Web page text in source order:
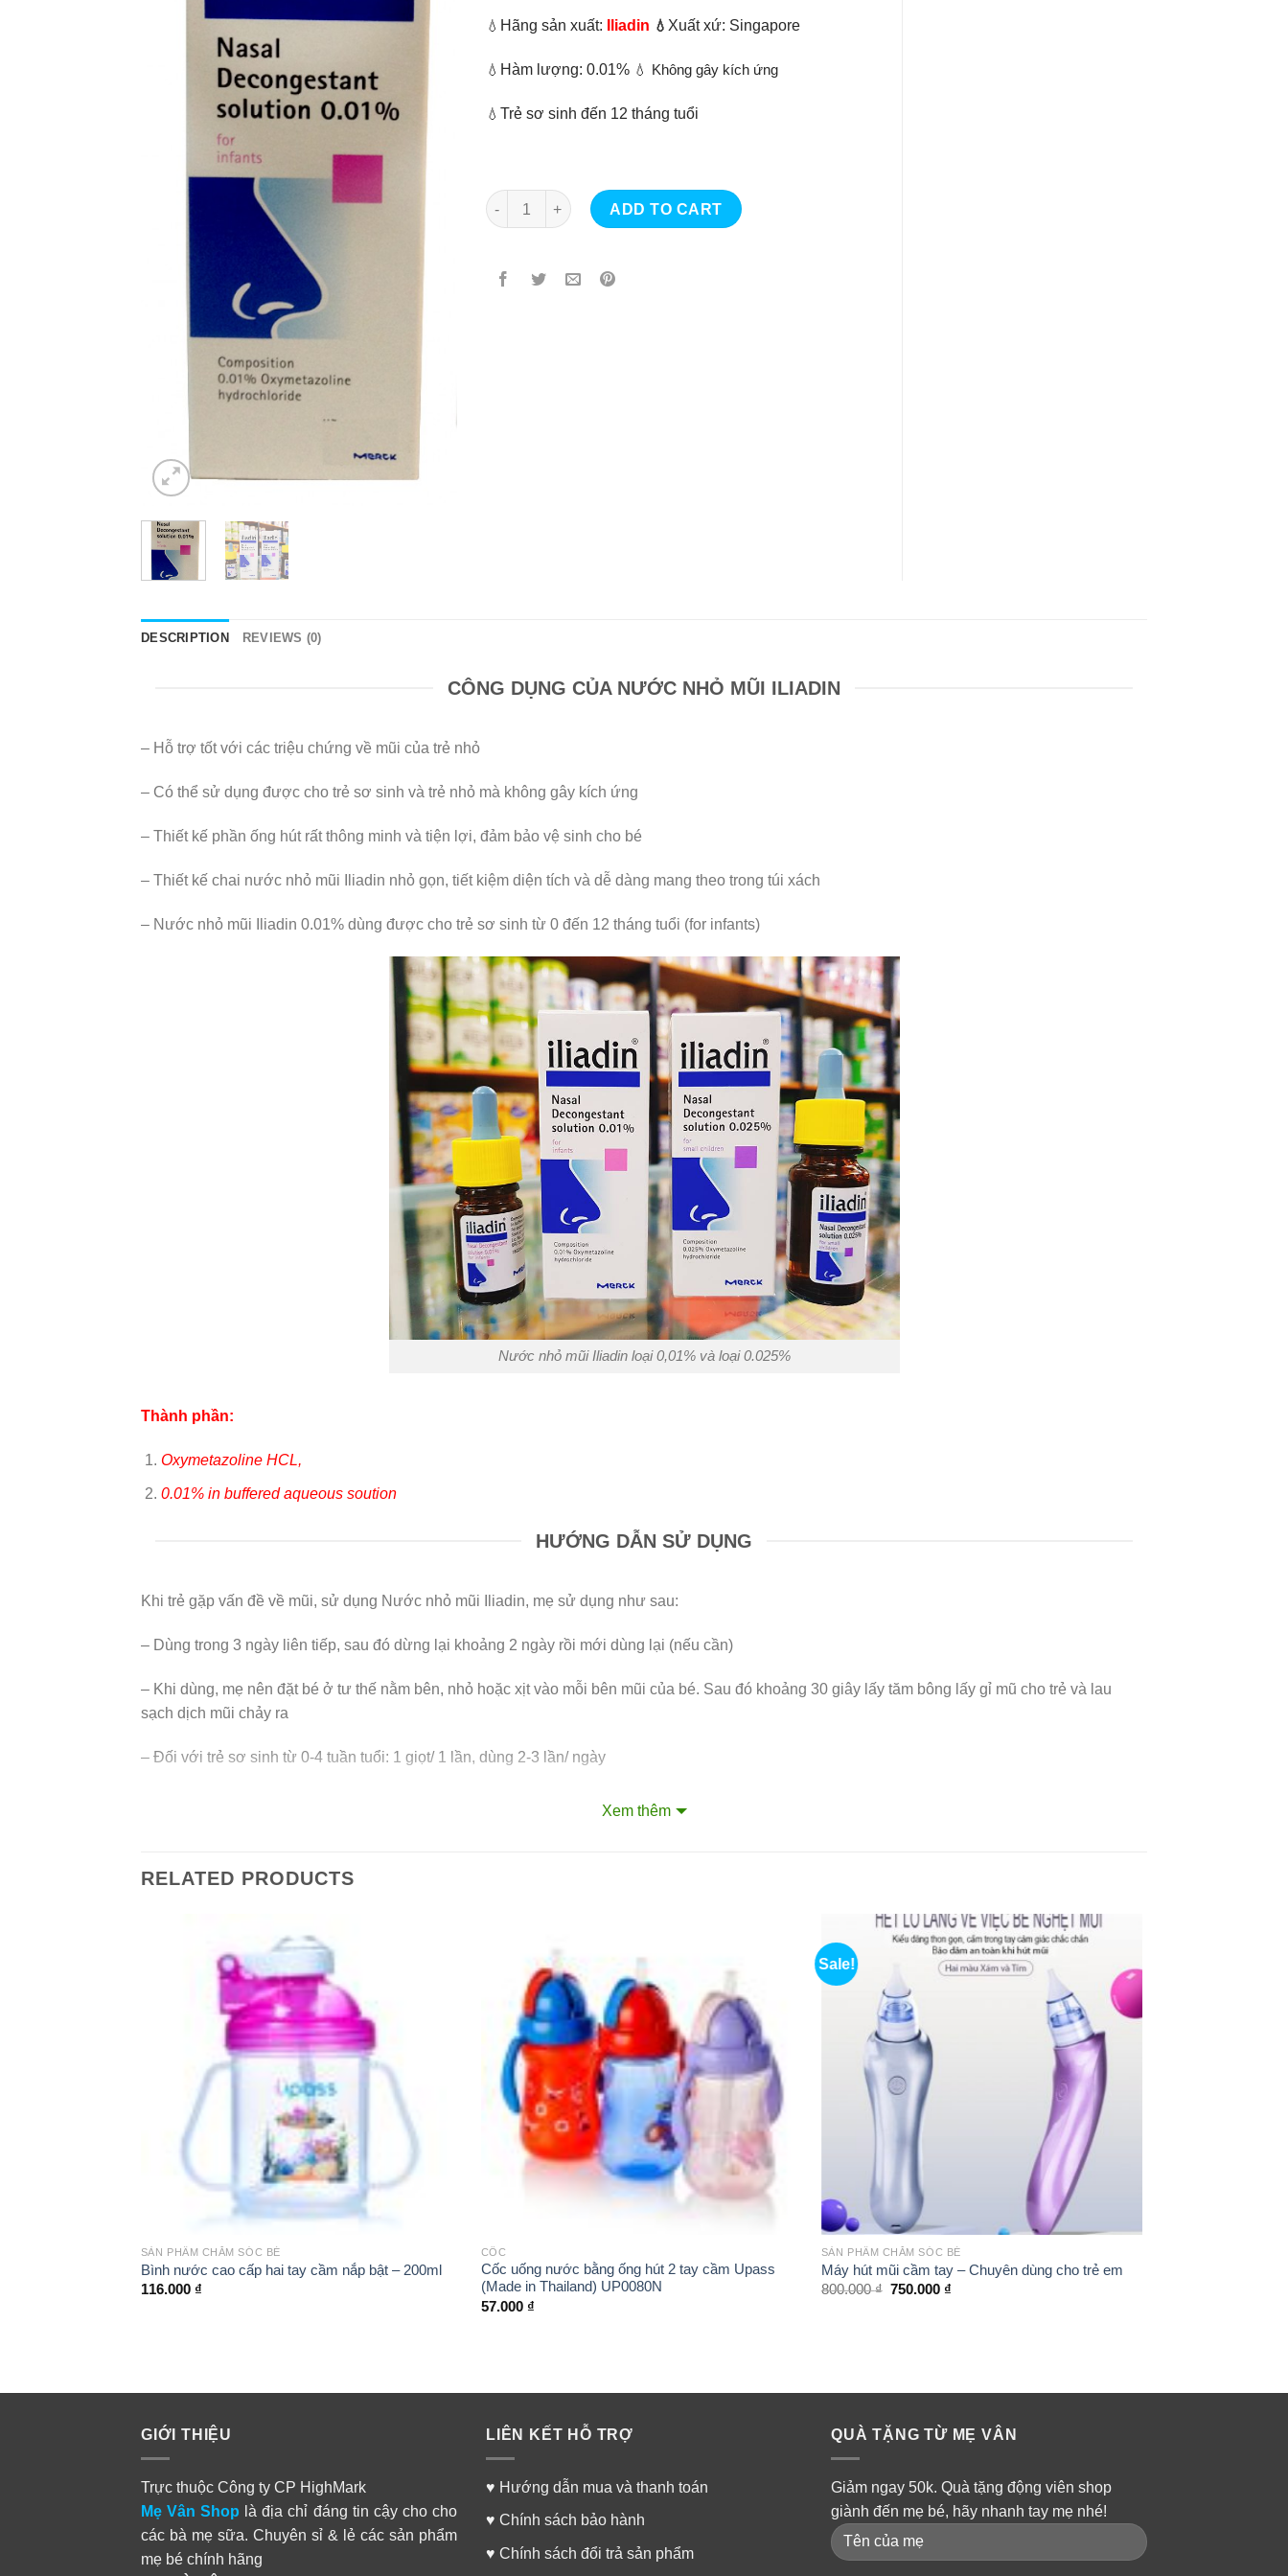
💧 Hãng sản xuất: Iliadin 💧 Xuất xứ: Singapore
💧 Hàm lượng: 0.01% 💧 Không gây kích ứng
💧 Trẻ sơ sinh đến 12 tháng tuổi
Nước Nhỏ Mũi Iliadin Dành Cho Trẻ Sơ Sinh Và Trẻ Nhỏ - 0.01% quantity
ADD TO CART
DESCRIPTION REVIEWS (0)
CÔNG DỤNG CỦA NƯỚC NHỎ MŨI ILIADIN
– Hỗ trợ tốt với các triệu chứng về mũi của trẻ nhỏ
– Có thể sử dụng được cho trẻ sơ sinh và trẻ nhỏ mà không gây kích ứng
– Thiết kế phần ống hút rất thông minh và tiện lợi, đảm bảo vệ sinh cho bé
– Thiết kế chai nước nhỏ mũi Iliadin nhỏ gọn, tiết kiệm diện tích và dễ dàng mang theo trong túi xách
– Nước nhỏ mũi Iliadin 0.01% dùng được cho trẻ sơ sinh từ 0 đến 12 tháng tuổi (for infants)
Nước nhỏ mũi Iliadin loại 0,01% và loại 0.025%
Thành phần:
Oxymetazoline HCL,
0.01% in buffered aqueous soution
HƯỚNG DẪN SỬ DỤNG
Khi trẻ gặp vấn đề về mũi, sử dụng Nước nhỏ mũi Iliadin, mẹ sử dụng như sau:
– Dùng trong 3 ngày liên tiếp, sau đó dừng lại khoảng 2 ngày rồi mới dùng lại (nếu cần)
– Khi dùng, mẹ nên đặt bé ở tư thế nằm bên, nhỏ hoặc xịt vào mỗi bên mũi của bé. Sau đó khoảng 30 giây lấy tăm bông lấy gỉ mũ cho trẻ và lau
sạch dịch mũi chảy ra
– Đối với trẻ sơ sinh từ 0-4 tuần tuổi: 1 giọt/ 1 lần, dùng 2-3 lần/ ngày
– Đối với trẻ sơ sinh từ 5 tuần – 1 tuổi: 1-2 giọt/ 1 lần, dùng 2-3 lần/ ngày
Chống chỉ định: Người sử dụng quá mẫn cảm với bất kỳ thành phần nào của sản phẩm
! Lưu ý:
Tránh nguồn nhiệt nóng và tránh xa tầm tay trẻ em
Không sử dụng sản phẩm sau 6 tháng mở nắp
Sử dụng kèm với siro Muhi màu xanh lá cây để mang lại hiệu quả tốt hơn
Xem thêm
RELATED PRODUCTS
SẢN PHẨM CHĂM SÓC BÉ
Bình nước cao cấp hai tay cầm nắp bật – 200ml
116.000 ₫
CỐC
Cốc uống nước bằng ống hút 2 tay cầm Upass
(Made in Thailand) UP0080N
57.000 ₫
Sale!
+
SẢN PHẨM CHĂM SÓC BÉ
Máy hút mũi cầm tay – Chuyên dùng cho trẻ em
800.000₫ 750.000 ₫
GIỚI THIỆU
Trực thuộc Công ty CP HighMark
Mẹ Vân Shop là địa chỉ đáng tin cậy cho cho
các bà mẹ sữa. Chuyên sỉ & lẻ các sản phẩm
mẹ bé chính hãng
LIÊN KẾT HỖ TRỢ
♥ Hướng dẫn mua và thanh toán
♥ Chính sách bảo hành
♥ Chính sách đổi trả sản phẩm
QUÀ TẶNG TỪ MẸ VÂN
Giảm ngay 50k. Quà tặng động viên shop
giành đến mẹ bé, hãy nhanh tay mẹ nhé!